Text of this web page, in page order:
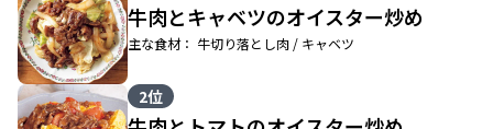
牛肉とキャベツのオイスター炒め
主な食材： 牛切り落とし肉 / キャベツ
2位